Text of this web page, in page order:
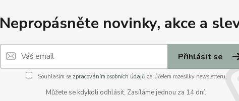
Nepropásněte novinky, akce a
Přihlásit se
Souhlasím se zpracováním osobních údajůza účelem rozesílky newsletteru.
Můžete se kdykoli odhlásit. Zasíláme jednou za 14 dní.